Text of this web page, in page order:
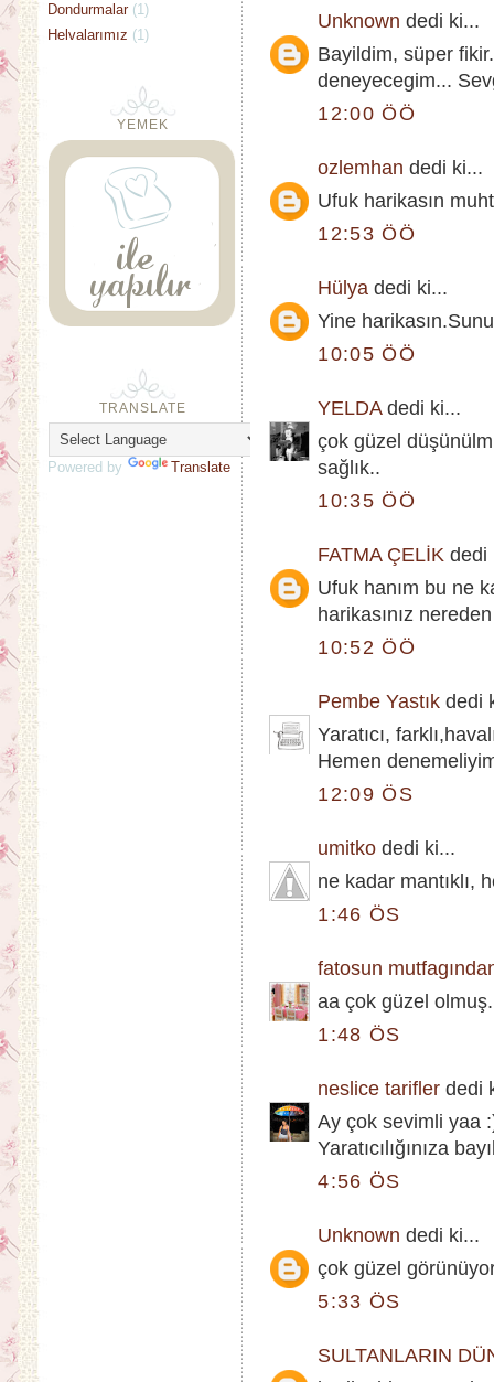
Unknown dedi ki...
Bayildim, süper
deneyecegim...
12:00 ÖÖ
ozlemhan dedi ki...
Ufuk harikasın
12:53 ÖÖ
Hülya dedi ki...
Yine
10:05 ÖÖ
YELDAdedi ki...
çok güzel
sağlık..
10:35 ÖÖ
FATMA ÇELİK dedi
Ufuk hanım bu ne
harikasınız
10:52 ÖÖ
Pembe Yastık dedi
Yaratıcı,
Hemen
12:09 ÖS
umitko dedi ki...
ne kadar mantıklı,
1:46 ÖS
fatosun
aa çok güzel
1:48 ÖS
neslice tarifler dedi
Ay çok sevimli yaa
Yaratıcılığınıza
4:56 ÖS
Unknown dedi ki...
çok güzel
5:33 ÖS
SULTANLARIN
Dondurmalar (1)
Helvalarımız (1)
YEMEK
TRANSLATE
Powered by Translate